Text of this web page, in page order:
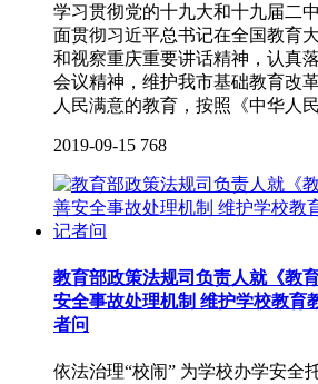
学习贯彻党的十九大和十九届二
面贯彻习近平总书记在全国教育
和视察重庆重要讲话精神，认真
会议精神，维护我市基础教育改
人民满意的教育，按照《中华人
2019-09-15 768
教育部政策法规司负责人就《教
安全事故处理机制 维护学校教育
者问
依法治理“校闹” 为学校办学安